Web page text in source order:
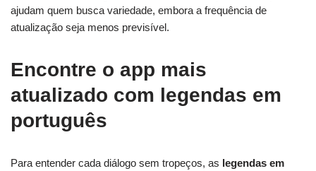
ajudam quem busca variedade, embora a frequência de
atualização seja menos previsível.
Encontre o app mais
atualizado com legendas em
português
Para entender cada diálogo sem tropeços, as legendas em